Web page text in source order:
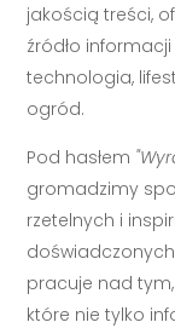
jakością treści,
źródło
technologia,
ogród.
Pod hasłem
gromadzimy
rzetelnych i
pracuje nad
które nie tylko